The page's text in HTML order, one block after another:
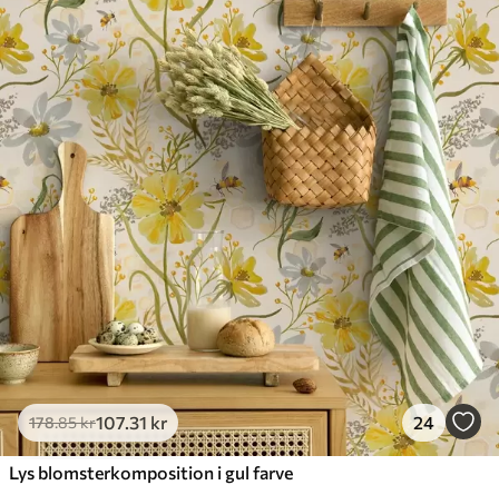
178.85kr107.31 kr 24
Lys blomsterkomposition i gul farve